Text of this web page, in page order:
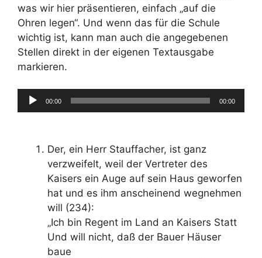
was wir hier präsentieren, einfach „auf die
Ohren legen“. Und wenn das für die Schule
wichtig ist, kann man auch die angegebenen
Stellen direkt in der eigenen Textausgabe
markieren.
Audio-
00:00 00:00
Der, ein Herr Stauffacher, ist ganz
verzweifelt, weil der Vertreter des
Kaisers ein Auge auf sein Haus geworfen
hat und es ihm anscheinend wegnehmen
will (234):
„Ich bin Regent im Land an Kaisers Statt
Und will nicht, daß der Bauer Häuser
baue